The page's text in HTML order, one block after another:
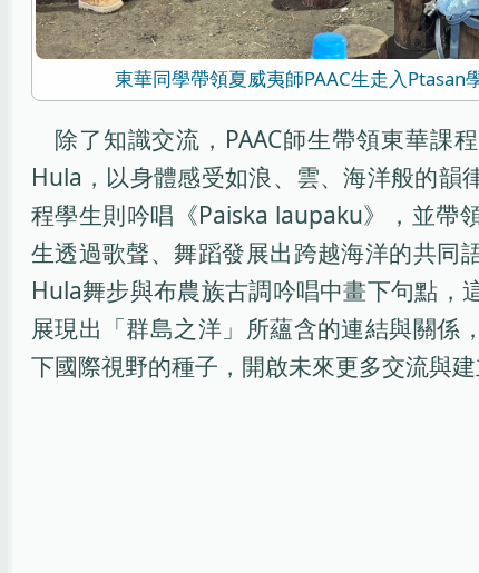
東華同學帶領夏威夷師PAAC生走入Ptasan
除了知識交流，PAAC師生帶領東華課
Hula，以身體感受如浪、雲、海洋般的韻
程學生則吟唱《Paiska laupaku》，並帶
生透過歌聲、舞蹈發展出跨越海洋的共同
Hula舞步與布農族古調吟唱中畫下句點，
展現出「群島之洋」所蘊含的連結與關係
下國際視野的種子，開啟未來更多交流與建